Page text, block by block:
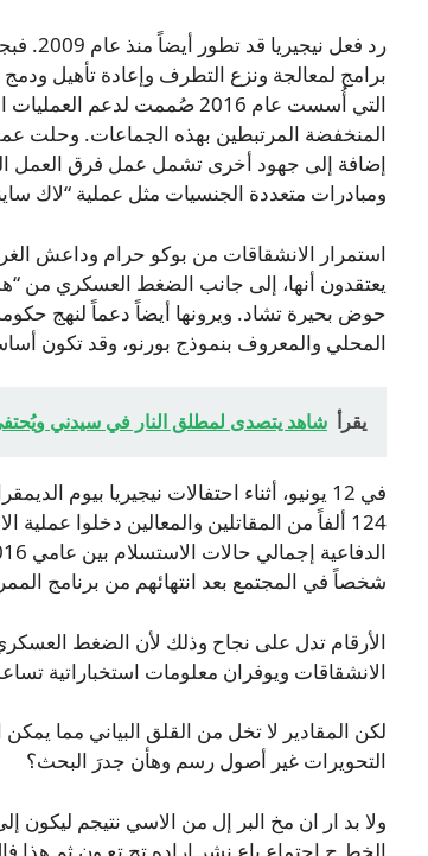
رد
برامج لمعالجة ونزع التطرف وإعادة تأهيل
التي أُسست عام 2016 صُممت
إضافة إلى جهود أخرى تشمل عمل فرق العمل
ومبادرات متعددة الجنسيات مثل عملية “لاك
استمرار الانشقاقات من بوكو حرام وداعش
يعتقدون أنها، إلى جانب الضغط العسكري من
حوض بحيرة تشاد. ويرونها أيضاً دعماً لنهج
المحلي والمعروف بنموذج بورنو، وقد تكون
يقرأ شاهد يتصدى لمطلق النار في سيدني
شخصاً في المجتمع بعد انتهائهم من برنامج
الأرقام تدل على نجاح وذلك لأن الضغط
الانشقاقات ويوفران معلومات استخباراتية
لكن المقادير لا تخل من القلق البياني مما
التحويرات غير أصول رسم وهأن جدرَ البحث؟
ولا بد ار ان مخ البر إل من الاسي نتيجم
الخط ج اجتماع باع نشر اراده تج تع ون ثم هذا